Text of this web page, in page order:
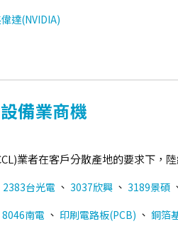
達(NVIDIA)
備業商機
業者在客戶分散產地的要求下，
2383台光電 、 3037欣興 、 3189景碩
8046南電 、 印刷電路板(PCB) 、 銅箔